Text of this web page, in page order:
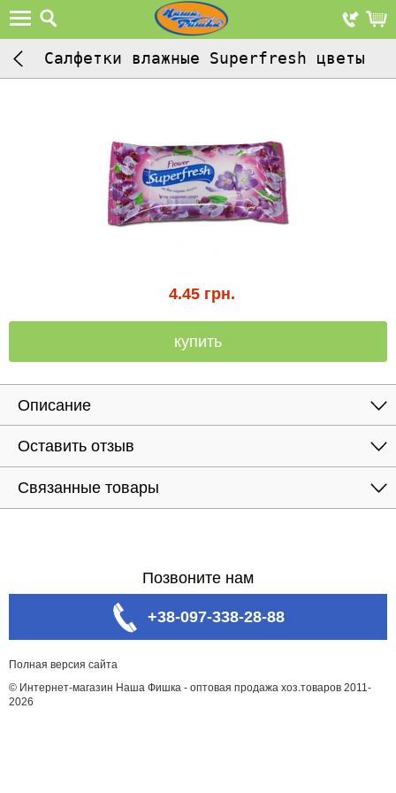
Салфетки влажные Superfresh цветы
4.45 грн.
купить
Описание
Оставить отзыв
Связанные товары
Позвоните нам
+38-097-338-28-88
Полная версия сайта
© Интернет-магазин Наша Фишка - оптовая продажа хоз.товаров 2011-
2026